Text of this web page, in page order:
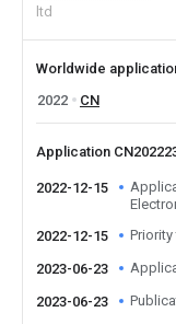
ltd
Worldwide
2022
CN
Application
2022-12-15
2022-12-15
Priority
2023-06-23
2023-06-23